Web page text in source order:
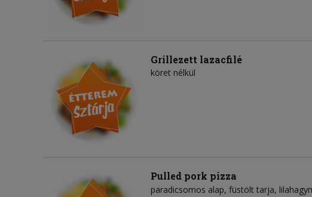
Grillezett lazacfilé
köret nélkül
Pulled pork pizza
paradicsomos alap füstölt tarja